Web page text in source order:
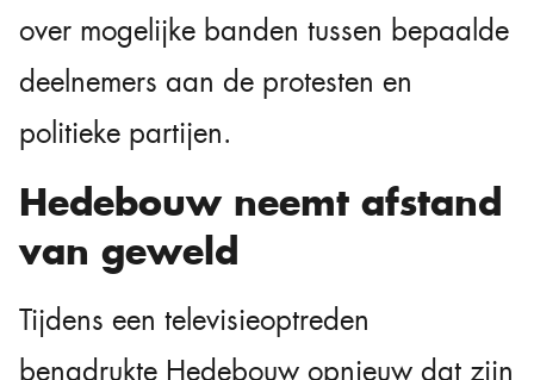
over mogelijke banden tussen bepaalde
deelnemers aan de protesten en
politieke partijen.
Hedebouw neemt afstand
van geweld
Tijdens een televisieoptreden
benadrukte Hedebouw opnieuw dat zijn